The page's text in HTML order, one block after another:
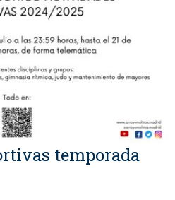
temporada